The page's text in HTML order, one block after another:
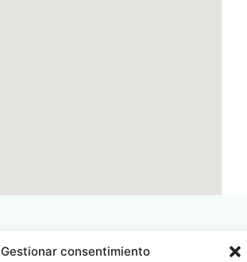
Gestionar consentimiento